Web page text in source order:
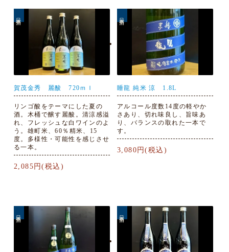
賀茂金秀 麗酸 720ｍｌ
リンゴ酸をテーマにした夏の
酒。木桶で醸す麗酸。清涼感溢
れ、フレッシュな白ワインのよ
う。雄町米、60％精米、15
度。多様性・可能性を感じさせ
る一本。
2,085円(税込)
睡龍 純米 涼 1.8L
アルコール度数14度の軽やか
さあり、切れ味良し、旨味あ
り、バランスの取れた一本で
す。
3,080円(税込)